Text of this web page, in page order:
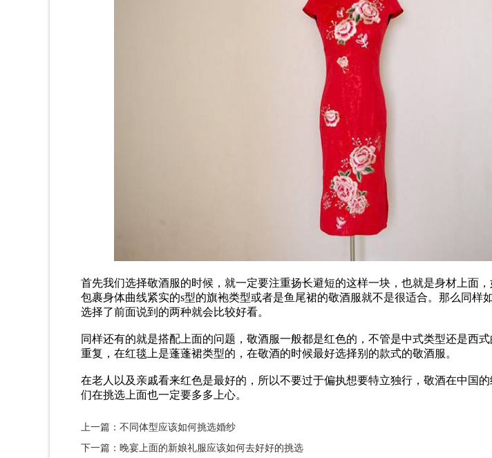
首先我们选择敬酒服的时候，就一定要注重扬长避短的这样一块，也就是身材上面
包裹身体曲线紧实的s型的旗袍类型或者是鱼尾裙的敬酒服就不是很适合。那么同样
选择了前面说到的两种就会比较好看。
同样还有的就是搭配上面的问题，敬酒服一般都是红色的，不管是中式类型还是西
重复，在红毯上是蓬蓬裙类型的，在敬酒的时候最好选择别的款式的敬酒服。
在老人以及亲戚看来红色是最好的，所以不要过于偏执想要特立独行，敬酒在中国
们在挑选上面也一定要多多上心。
上一篇：不同体型应该如何挑选婚纱
下一篇：晚宴上面的新娘礼服应该如何去好好的挑选